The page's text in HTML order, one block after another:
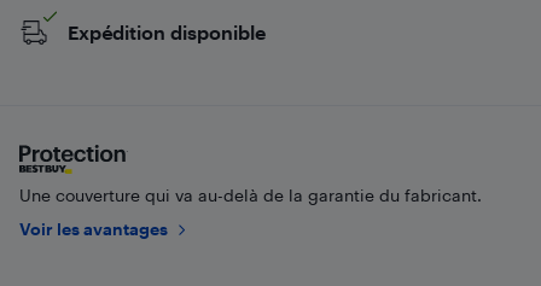
Expédition disponible
Une couverture qui va au-delà de la garantie du fabricant.
Voir les avantages